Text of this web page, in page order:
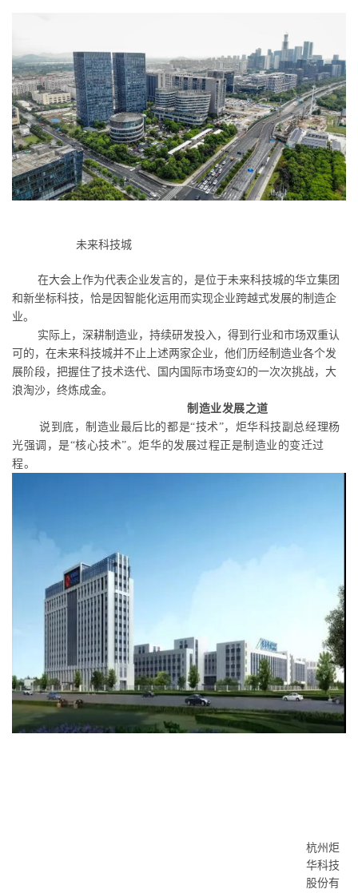
未来科技城
在大会上作为代表企业发言的，是位于未来科技城的华立集团
和新坐标科技，恰是因智能化运用而实现企业跨越式发展的制造企
业。
实际上，深耕制造业，持续研发投入，得到行业和市场双重认
可的，在未来科技城并不止上述两家企业，他们历经制造业各个发
展阶段，把握住了技术迭代、国内国际市场变幻的一次次挑战，大
浪淘沙，终炼成金。
制造业发展之道
说到底，制造业最后比的都是“技术”，炬华科技副总经理杨
光强调，是“核心技术”。炬华的发展过程正是制造业的变迁过
程。
杭州炬
华科技
股份有